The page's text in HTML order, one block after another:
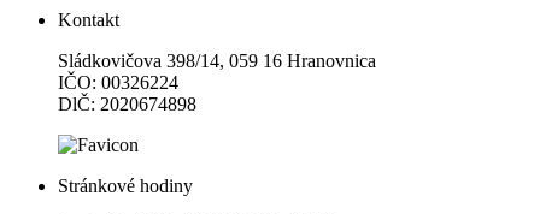
Kontakt
Sládkovičova 398/14, 059 16 Hranovnica
IČO: 00326224
DlČ: 2020674898
Stránkové hodiny